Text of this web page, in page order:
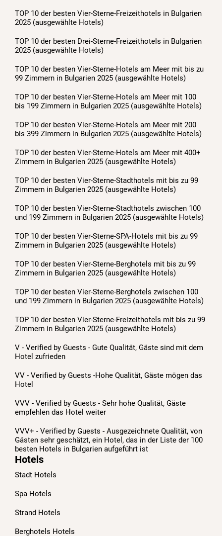
TOP 10 der besten Vier-Sterne-Freizeithotels in Bulgarien
2025 (ausgewählte Hotels)
TOP 10 der besten Drei-Sterne-Freizeithotels in Bulgarien
2025 (ausgewählte Hotels)
TOP 10 der besten Vier-Sterne-Hotels am Meer mit bis zu
99 Zimmern in Bulgarien 2025 (ausgewählte Hotels)
TOP 10 der besten Vier-Sterne-Hotels am Meer mit 100
bis 199 Zimmern in Bulgarien 2025 (ausgewählte Hotels)
TOP 10 der besten Vier-Sterne-Hotels am Meer mit 200
bis 399 Zimmern in Bulgarien 2025 (ausgewählte Hotels)
TOP 10 der besten Vier-Sterne-Hotels am Meer mit 400+
Zimmern in Bulgarien 2025 (ausgewählte Hotels)
TOP 10 der besten Vier-Sterne-Stadthotels mit bis zu 99
Zimmern in Bulgarien 2025 (ausgewählte Hotels)
TOP 10 der besten Vier-Sterne-Stadthotels zwischen 100
und 199 Zimmern in Bulgarien 2025 (ausgewählte Hotels)
TOP 10 der besten Vier-Sterne-SPA-Hotels mit bis zu 99
Zimmern in Bulgarien 2025 (ausgewählte Hotels)
TOP 10 der besten Vier-Sterne-Berghotels mit bis zu 99
Zimmern in Bulgarien 2025 (ausgewählte Hotels)
TOP 10 der besten Vier-Sterne-Berghotels zwischen 100
und 199 Zimmern in Bulgarien 2025 (ausgewählte Hotels)
TOP 10 der besten Vier-Sterne-Freizeithotels mit bis zu 99
Zimmern in Bulgarien 2025 (ausgewählte Hotels)
V - Verified by Guests - Gute Qualität, Gäste sind mit dem
Hotel zufrieden
VV - Verified by Guests -Hohe Qualität, Gäste mögen das
Hotel
VVV - Verified by Guests - Sehr hohe Qualität, Gäste
empfehlen das Hotel weiter
VVV+ - Verified by Guests - Ausgezeichnete Qualität, von
Gästen sehr geschätzt, ein Hotel, das in der Liste der 100
besten Hotels in Bulgarien aufgeführt ist
Hotels
Stadt Hotels
Spa Hotels
Strand Hotels
Berghotels Hotels